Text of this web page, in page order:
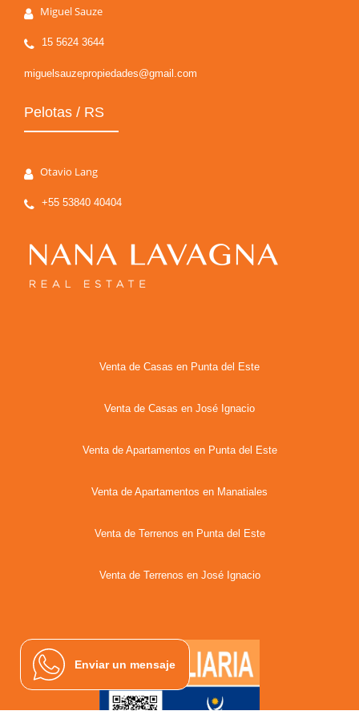
Miguel Sauze
15 5624 3644
miguelsauzepropiedades@gmail.com
Pelotas / RS
Otavio Lang
+55 53840 40404
Venta de Casas en Punta del Este
Venta de Casas en José Ignacio
Venta de Apartamentos en Punta del Este
Venta de Apartamentos en Manatiales
Venta de Terrenos en Punta del Este
Venta de Terrenos en José Ignacio
Enviar un mensaje